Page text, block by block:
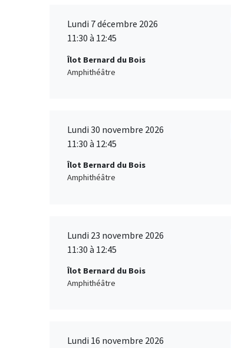
Lundi 7 décembre 2026
11:30 à 12:45
Îlot Bernard du Bois
Amphithéâtre
Lundi 30 novembre 2026
11:30 à 12:45
Îlot Bernard du Bois
Amphithéâtre
Lundi 23 novembre 2026
11:30 à 12:45
Îlot Bernard du Bois
Amphithéâtre
Lundi 16 novembre 2026